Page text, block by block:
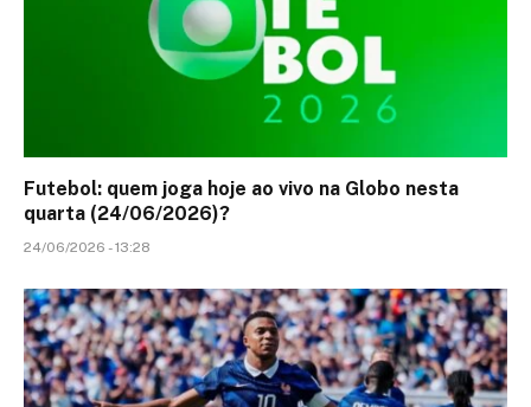
Futebol: quem joga hoje ao vivo na Globo nesta
quarta (24/06/2026)?
24/06/2026 - 13:28